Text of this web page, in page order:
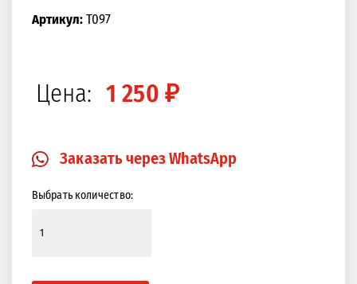
Артикул:T097
Цена: 1 250 ₽
Заказать через WhatsApp
Выбрать количество: